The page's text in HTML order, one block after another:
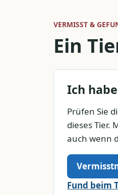
VERMISST &
Ein
Ich
Prüfen Sie
dieses Tier.
auch wenn
Fund beim